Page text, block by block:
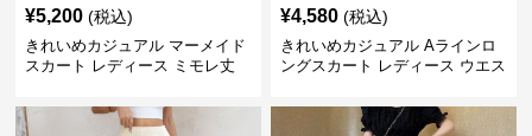
¥5,200 (税込)
きれいめカジュアル マーメイド
スカート レディース ミモレ丈
美シルエット 上品 エレガント
¥4,580 (税込)
きれいめカジュアル Aラインロ
ングスカート レディース ウエス
イズ ナチュラル エスニック風
フレアシルエット